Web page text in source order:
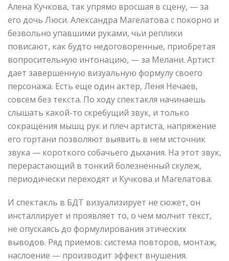
Алена Кучкова, так упрямо вросшая в сцену, — за
его дочь Люси. Александра Магелатова с покорно и
безвольно упавшими руками, чьи реплики
повисают, как будто недоговоренные, приобретая
вопросительную интонацию, — за Мелани. Артист
дает завершенную визуальную формулу своего
персонажа. Есть еще один актер, Леня Нечаев,
совсем без текста. По ходу спектакля начинаешь
слышать какой-то скребущий звук, и только
сокращения мышц рук и плеч артиста, напряжение
его гортани позволяют выявить в нем источник
звука — короткого собачьего дыхания. На этот звук,
перерастающий в тонкий болезненный скулеж,
периодически переходят и Кучкова и Магелатова.
И спектакль в БДТ визуализирует не сюжет, он
инсталлирует и проявляет то, о чем молчит текст,
не опускаясь до формулирования этических
выводов. Ряд приемов: система повторов, монтаж,
наслоение — производит эффект внушения.